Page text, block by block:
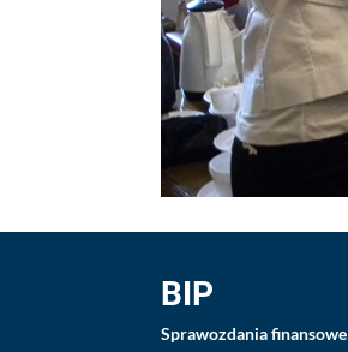
BIP
Sprawozdania finansowe